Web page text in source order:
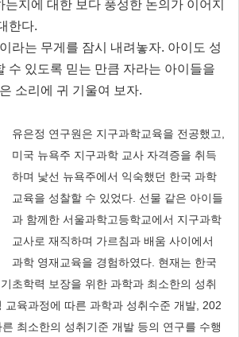
지에 대한 보다 풍성한 논의가 이어지
한다.
라는 무게를 잠시 내려놓자. 아이도 성
수 있도록 믿는 만큼 자라는 아이들을
소리에 귀 기울여 보자.
유은정 연구원은 지구과학교육을 전공했고,
미국 뉴욕주 지구과학 교사 자격증을 취득
하며 낯선 뉴욕주에서 익숙했던 한국 과학
교육을 성찰할 수 있었다. 선물 같은 아이들
과 함께한 서울과학고등학교에서 지구과학
교사로 재직하며 가르침과 배움 사이에서
과학 영재교육을 경험하였다. 현재는 한국
초학력 보장을 위한 과학과 최소한의 성취
교육과정에 따른 과학과 성취수준 개발, 202
최소한의 성취기준 개발 등의 연구를 수행